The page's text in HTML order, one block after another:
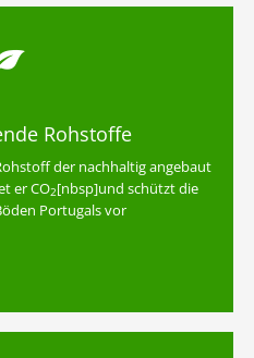
Rohstoffe
der nachhaltig angebaut
er CO2[nbsp]und schützt die
Portugals vor